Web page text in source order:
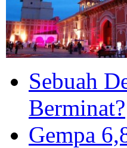
Sebuah
Berminat?
Gempa